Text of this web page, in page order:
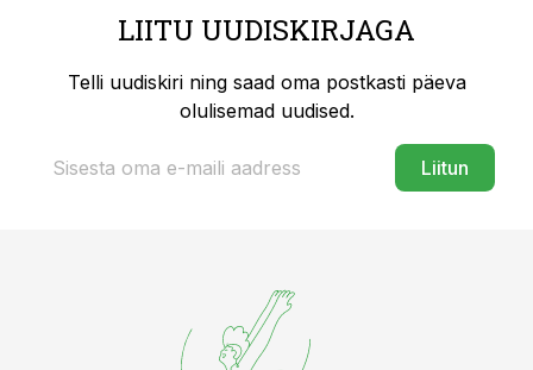
LIITU UUDISKIRJAGA
Telli uudiskiri ning saad oma postkasti päeva
olulisemad uudised.
Liitun